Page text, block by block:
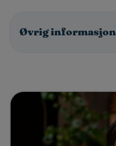
Øvrig informasjon